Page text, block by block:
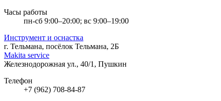
Часы работы
пн-сб 9:00–20:00; вс 9:00–19:00
Инструмент и оснастка
г. Тельмана, посёлок Тельмана, 2Б
Makita service
Железнодорожная ул., 40/1, Пушкин
Телефон
+7 (962) 708-84-87